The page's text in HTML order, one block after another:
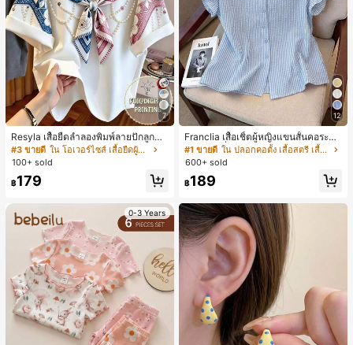
7
Resyla เสื้อยืดลำลองพิมพ์ลายปักลูกปัด
รูปโบว์ขนาดใหญ่สำหรับผู้หญิง
#3 ขายดี
ใน โอเวอร์ไซส์ เสื้อยืดผู้หญิง
100+ sold
฿179
0-3 Years
12
Franclia เสื้อเชิ้ตผู้หญิงแขนสั้นคอระบา
ยกระดุมเดี่ยวลายทาง
#1 ขายดี
ใน ปลอกคอตั้ง เสื้อสตรี เสื้อเบลาส์ & Tee
600+ sold
฿189